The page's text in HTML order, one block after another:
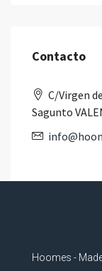
Contacto
C/Virgen
Sagunto
Hoomes -